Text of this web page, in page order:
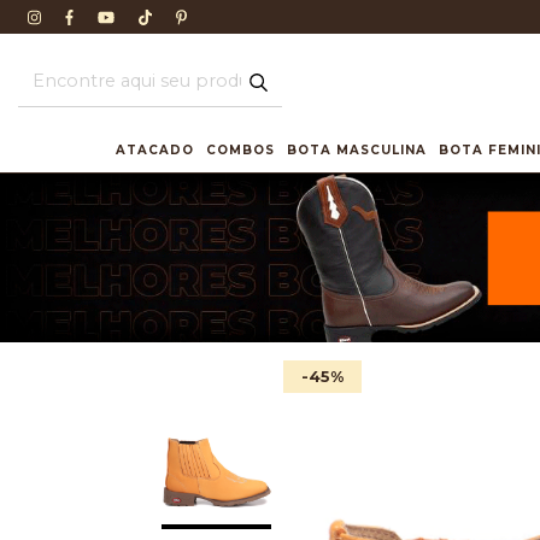
ATACADO COMBOS BOTA MASCULINA BOTA
-45%